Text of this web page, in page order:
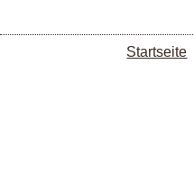
Startseite